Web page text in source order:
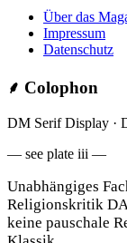
Über das
Impressum
Datenschutz
⸙ Colophon
DM Serif Display ·
— see plate iii —
Unabhängiges
Religionskritik
keine pauschale